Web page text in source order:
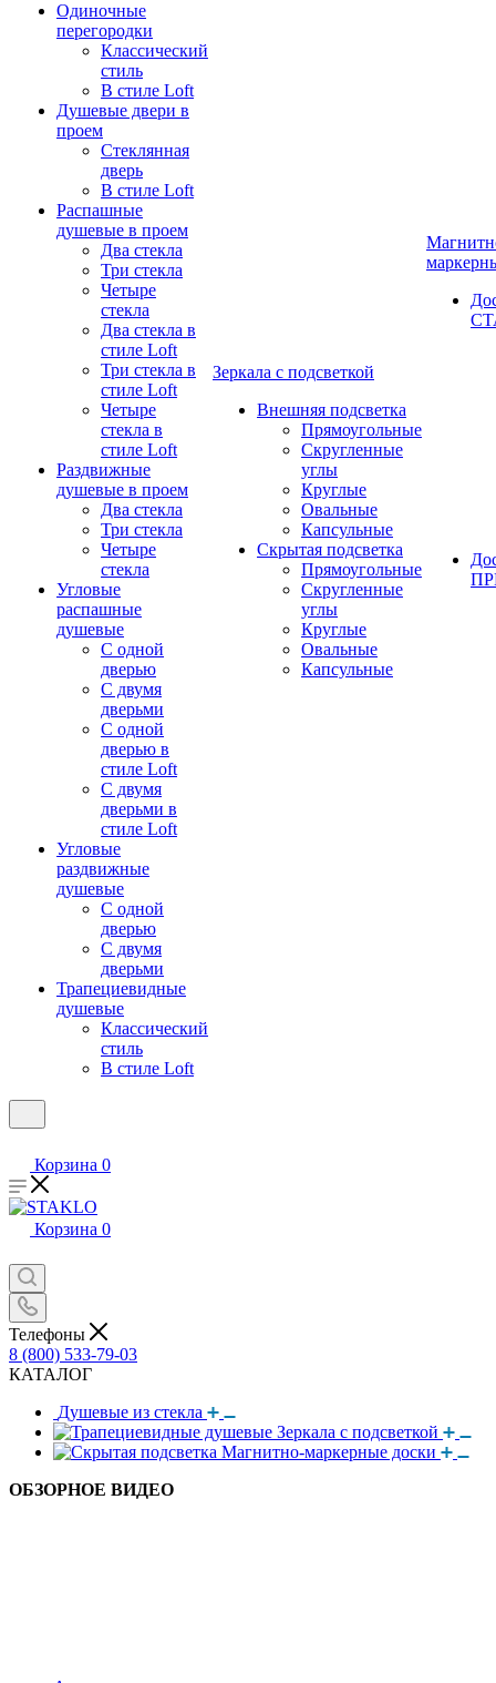
Одиночные
перегородки
Классический
стиль
В стиле Loft
Душевые двери в
проем
Стеклянная
дверь
В стиле Loft
Распашные
душевые в проем
Два стекла
Три стекла
Четыре
стекла
Два стекла в
стиле Loft
Три стекла в
стиле Loft
Четыре
стекла в
стиле Loft
Раздвижные
душевые в проем
Два стекла
Три стекла
Четыре
стекла
Угловые
распашные
душевые
С одной
дверью
С двумя
дверьми
С одной
дверью в
стиле Loft
С двумя
дверьми в
стиле Loft
Угловые
раздвижные
душевые
С одной
дверью
С двумя
дверьми
Трапециевидные
душевые
Классический
стиль
В стиле Loft
Зеркала с подсветкой
Внешняя подсветка
Прямоугольные
Скругленные
углы
Круглые
Овальные
Капсульные
Скрытая подсветка
Прямоугольные
Скругленные
углы
Круглые
Овальные
Капсульные
Корзина 0
Корзина 0
Телефоны
8 (800) 533-79-03
КАТАЛОГ
Душевые из стекла
Зеркала с подсветкой
Магнитно-маркерные доски
ОБЗОРНОЕ ВИДЕО